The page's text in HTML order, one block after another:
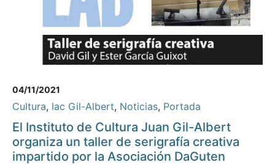
04/11/2021
Cultura, Iac Gil-Albert, Noticias, Portada
El Instituto de Cultura Juan Gil-Albert
organiza un taller de serigrafía creativa
impartido por la Asociación DaGuten